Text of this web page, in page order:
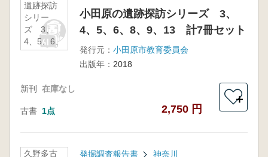
遺跡探訪
シリー
ズ 3、
4、5、6、
8、9、
小田原の遺跡探訪シリーズ 3、
4、5、6、8、9、13 計7冊セット
発行元： 小田原市教育委員会
出版年： 2018
新刊 在庫なし
古書 1点 2,750 円
＋
久野多古
発掘調査報告書 神奈川